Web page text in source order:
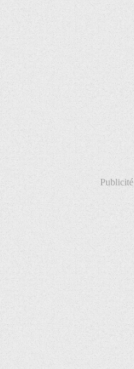
Publicité